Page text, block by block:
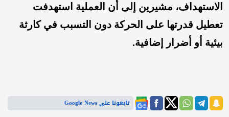
الاستهداف، مشيرين إلى أن العملية استهدفت
تعطيل قدرتها على الحركة دون التسبب في كارثة
بيئية أو أضر ار إضافية.
تابعونا على Google News